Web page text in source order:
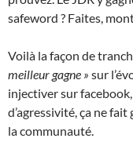
safeword ? Faites,
Voilà la façon de
meilleur gagne » sur
injectiver sur
d’agressivité, ça ne
la communauté.